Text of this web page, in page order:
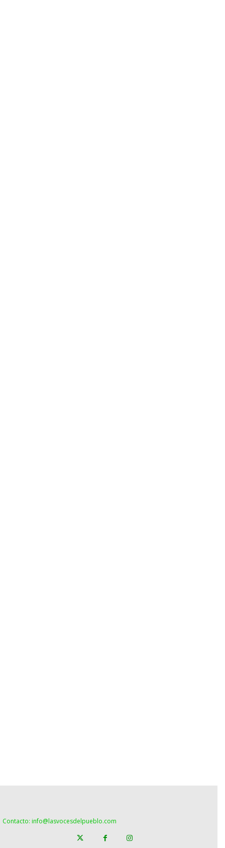
Contacto: info@lasvocesdelpueblo.com